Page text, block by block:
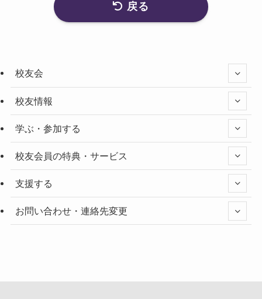
戻る
校友会
校友情報
学ぶ・参加する
校友会員の特典・サービス
支援する
お問い合わせ・連絡先変更